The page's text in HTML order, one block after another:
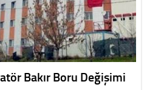
Bakır Boru Değişimi